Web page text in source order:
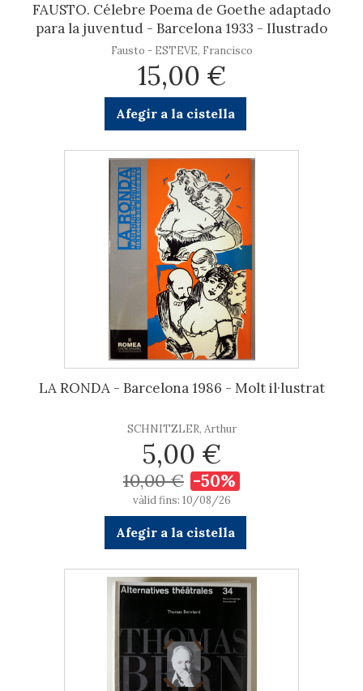
FAUSTO. Célebre Poema de Goethe adaptado
para la juventud - Barcelona 1933 - Ilustrado
Fausto - ESTEVE, Francisco
15,00 €
Afegir a la cistella
LA RONDA - Barcelona 1986 - Molt il·lustrat
SCHNITZLER, Arthur
5,00 €
10,00 € -50%
vàlid fins: 10/08/26
Afegir a la cistella